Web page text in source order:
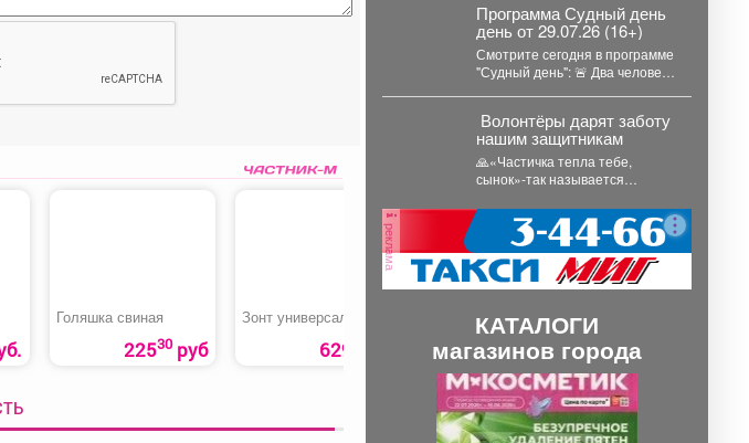
Голяшка свиная
22530руб
Зонт универсальный
629 руб.
Сыр «Пармезан»
1250 руб.
уважения морякам всех
поколений....
Программа Судный день
день от 29.07.26 (16+)
Смотрите сегодня в программе
"Судный день": 🚨 Два человека
️ Волонтёры дарят заботу
нашим защитникам
🙏«Частичка тепла тебе,
сынок»-так называется
собирает всё необходимое для
ребят, стоящих на...
реклама
КАТАЛОГИ
магазинов города